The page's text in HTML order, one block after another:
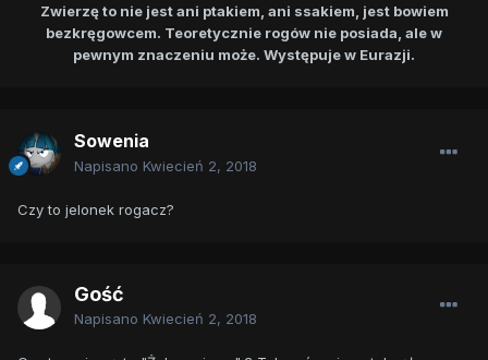
Zwierzę to nie jest ani ptakiem, ani ssakiem, jest bowiem
bezkręgowcem. Teoretycznie rogów nie posiada, ale w
pewnym znaczeniu może. Występuje w Eurazji.
Sowenia
Napisano Kwiecień 2, 2018
Czy to jelonek rogacz?
Gość
Napisano Kwiecień 2, 2018